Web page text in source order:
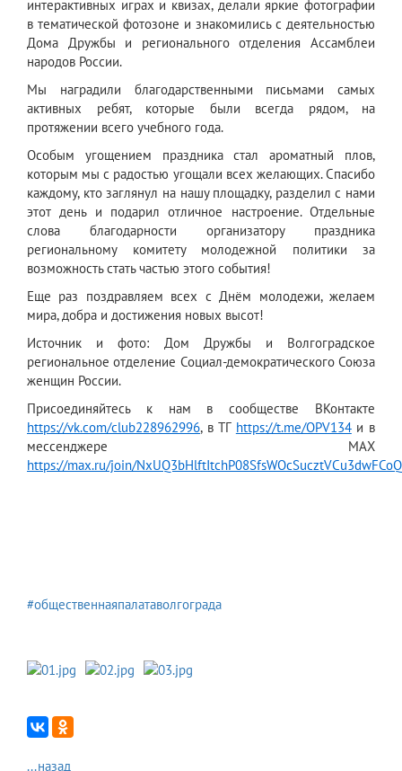
интерактивных играх и квизах, делали яркие фотографии
в тематической фотозоне и знакомились с деятельностью
Дома Дружбы и регионального отделения Ассамблеи
народов России.
Мы наградили благодарственными письмами самых
активных ребят, которые были всегда рядом, на
протяжении всего учебного года.
Особым угощением праздника стал ароматный плов,
которым мы с радостью угощали всех желающих. Спасибо
каждому, кто заглянул на нашу площадку, разделил с нами
этот день и подарил отличное настроение. Отдельные
слова благодарности организатору праздника
региональному комитету молодежной политики за
возможность стать частью этого события!
Еще раз поздравляем всех с Днём молодежи, желаем
мира, добра и достижения новых высот!
Источник и фото: Дом Дружбы и Волгоградское
региональное отделение Социал-демократического Союза
женщин России.
Присоединяйтесь к нам в сообществе ВКонтакте
https://vk.com/club228962996, в ТГ https://t.me/OPV134и в
мессенджере МАХ
https://max.ru/join/
#общественнаяпалатаволгограда
...назад